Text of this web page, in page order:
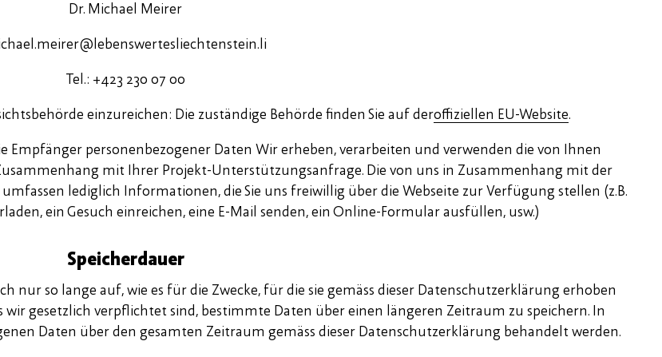
Dr. Michael Meirer
Tel.: +423 230 07 00
einzureichen: Die zuständige Behörde finden Sie auf deroffiziellen EU-Website.
personenbezogener Daten Wir erheben, verarbeiten und verwenden die von Ihnen
mit Ihrer Projekt-Unterstützungsanfrage. Die von uns in Zusammenhang mit der
lediglich Informationen, die Sie uns freiwillig über die Webseite zur Verfügung stellen (z.B.
ein Gesuch einreichen, eine E-Mail senden, ein Online-Formular ausfüllen, usw.)
Speicherdauer
nur so lange auf, wie es für die Zwecke, für die sie gemäss dieser Datenschutzerklärung erhoben
gesetzlich verpflichtet sind, bestimmte Daten über einen längeren Zeitraum zu speichern. In
Daten über den gesamten Zeitraum gemäss dieser Datenschutzerklärung behandelt werden.